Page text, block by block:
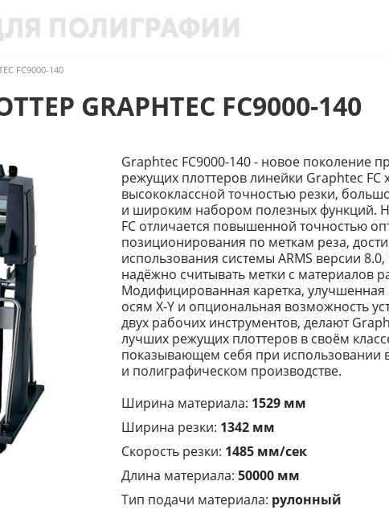
FC9000-140
GRAPHTEC FC9000-140
Graphtec FC9000-140 - новое поколение
режущих плоттеров линейки Graphtec FC
высококлассной точностью резки,
и широким набором полезных функций.
FC отличается повышенной точностью
позиционирования по меткам реза,
использования системы ARMS версии
надёжно считывать метки с материалов
Модифицированная каретка, улучшенная
осям X-Y и опциональная возможность
двух рабочих инструментов, делают
лучших режущих плоттеров в своём
показывающем себя при использовании
и полиграфическом производстве.
Ширина материала: 1529 мм
Ширина резки: 1342 мм
Скорость резки: 1485 мм/сек
Длина материала: 50000 мм
Тип подачи материала: рулонный